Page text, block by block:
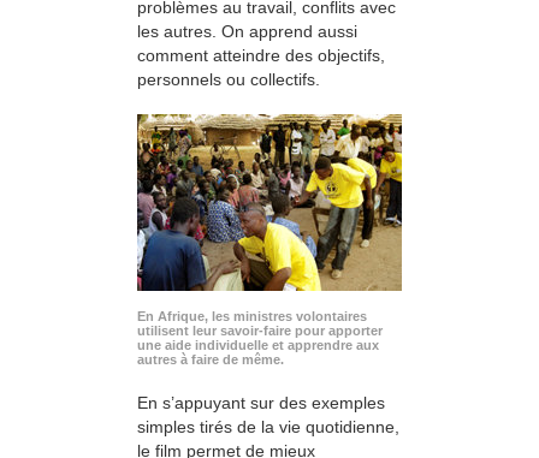
problèmes au travail, conflits avec
les autres. On apprend aussi
comment atteindre des objectifs,
personnels ou collectifs.
En Afrique, les ministres volontaires
utilisent leur savoir-faire pour apporter
une aide individuelle et apprendre aux
autres à faire de même.
En s’appuyant sur des exemples
simples tirés de la vie quotidienne,
le film permet de mieux